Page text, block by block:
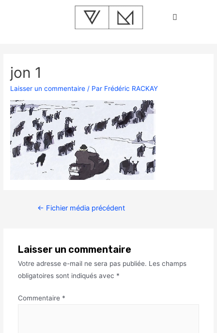
jon 1
Laisser un commentaire / Par Frédéric RACKAY
← Fichier média précédent
Laisser un commentaire
Votre adresse e-mail ne sera pas publiée. Les champs
obligatoires sont indiqués avec *
Commentaire *